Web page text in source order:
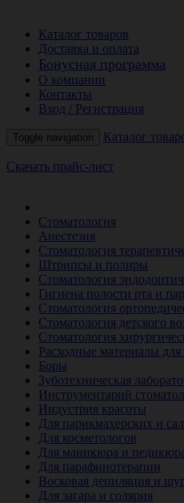
Каталог товаров
Доставка и оплата
Бонусная программа
О компании
Контакты
Вход / Регистрация
Toggle navigation Каталог
Скачать прайс-лист
Стоматология
Анестезия
Стоматология
Штрипсы и полиры
Стоматология
Гигиена полости рта и
Стоматология
Стоматология детского
Стоматология
Расходные материалы для
Боры
Зуботехническая
Инструментарий
Индустрия красоты
Для парикмахерских и
Для косметологов
Для маникюра и
Для парафинотерапии
Восковая депиляция и
Для загара и солярия